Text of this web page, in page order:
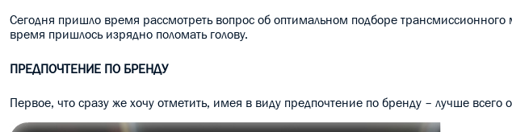
Сегодня пришло время рассмотреть вопрос об оптимальном подборе
время пришлось изрядно поломать голову.
ПРЕДПОЧТЕНИЕ ПО БРЕНДУ
Первое, что сразу же хочу отметить, имея в виду предпочтение по бренду – лучше всего